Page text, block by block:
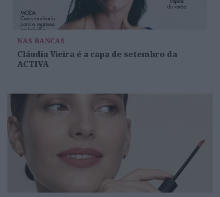
NAS BANCAS
Cláudia Vieira é a capa de setembro da
ACTIVA